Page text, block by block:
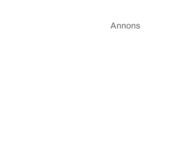
Annons